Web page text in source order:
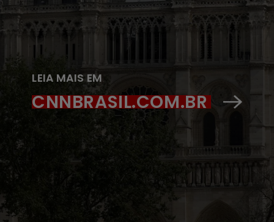
LEIA MAIS EM
CNNBRASIL.COM.BR